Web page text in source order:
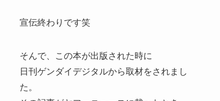
宣伝終わりです笑
そんで、この本が出版された時に
日刊ゲンダイデジタルから取材をされまし
た。